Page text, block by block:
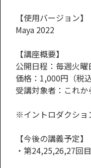
【使用バージョン】
Maya 2022
【講座概要】
公開日程：毎週火曜
価格：1,000円（税込
受講対象者：これか
※イントロダクショ
【今後の講義予定】
・第24,25,26,27回